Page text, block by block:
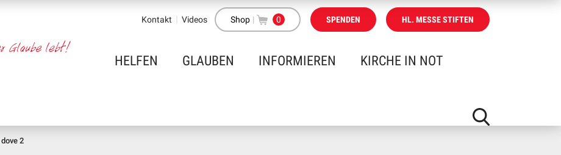
Kontakt Videos Shop | 0 SPENDEN HL. MESSE STIFTEN
HELFEN GLAUBEN INFORMIEREN KIRCHE IN NOT
dove 2